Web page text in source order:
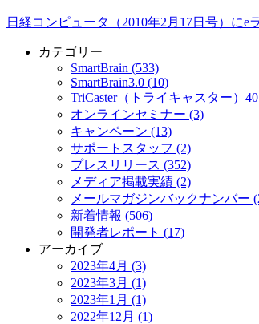
日経コンピュータ（2010年2月17日号）にe
カテゴリー
SmartBrain (533)
SmartBrain3.0 (10)
TriCaster（トライキャスター）
オンラインセミナー (3)
キャンペーン (13)
サポートスタッフ (2)
プレスリリース (352)
メディア掲載実績 (2)
メールマガジンバックナンバー
新着情報 (506)
開発者レポート (17)
アーカイブ
2023年4月 (3)
2023年3月 (1)
2023年1月 (1)
2022年12月 (1)